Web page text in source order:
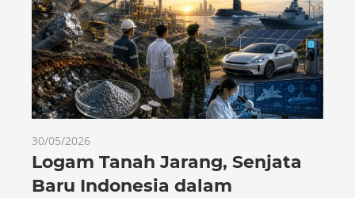
30/05/2026
Logam Tanah Jarang, Senjata
Baru Indonesia dalam